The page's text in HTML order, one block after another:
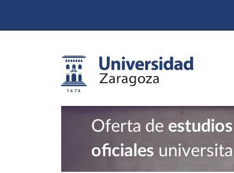
Oferta de estudios
oficiales